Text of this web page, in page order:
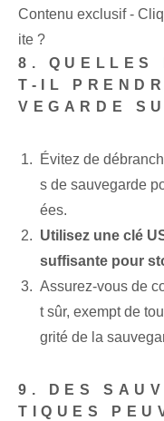
Contenu exclusif -
ite ?
8. QUELLES
T-IL
VEGARDE
Évitez de
s de sauvegarde
ées.
Utilisez une clé
suffisante pour
Assurez-vous de
t sûr, exempt de
grité de la
9. DES
TIQUES